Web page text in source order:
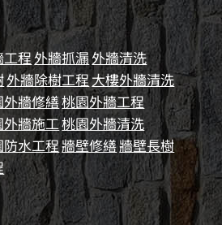
工程 外牆抓漏 外牆清洗
外牆除樹工程大樓外牆清洗
外牆修繕桃園外牆工程
外牆施工桃園外牆清洗
防水工程牆壁修繕牆壁長樹